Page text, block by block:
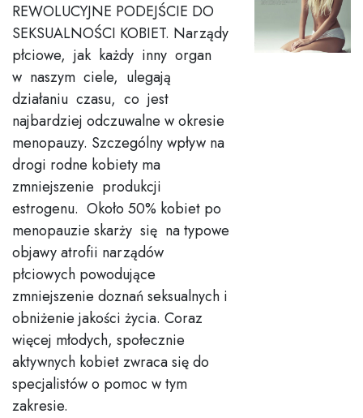
REWOLUCYJNE PODEJŚCIE DO
SEKSUALNOŚCI KOBIET. Narządy
płciowe, jak każdy inny organ
w naszym ciele, ulegają
działaniu czasu, co jest
najbardziej odczuwalne w okresie
menopauzy. Szczególny wpływ na
drogi rodne kobiety ma
zmniejszenie produkcji
estrogenu. Około 50% kobiet po
menopauzie skarży się na typowe
objawy atrofii narządów
płciowych powodujące
zmniejszenie doznań seksualnych i
obniżenie jakości życia. Coraz
więcej młodych, społecznie
aktywnych kobiet zwraca się do
specjalistów o pomoc w tym
zakresie.